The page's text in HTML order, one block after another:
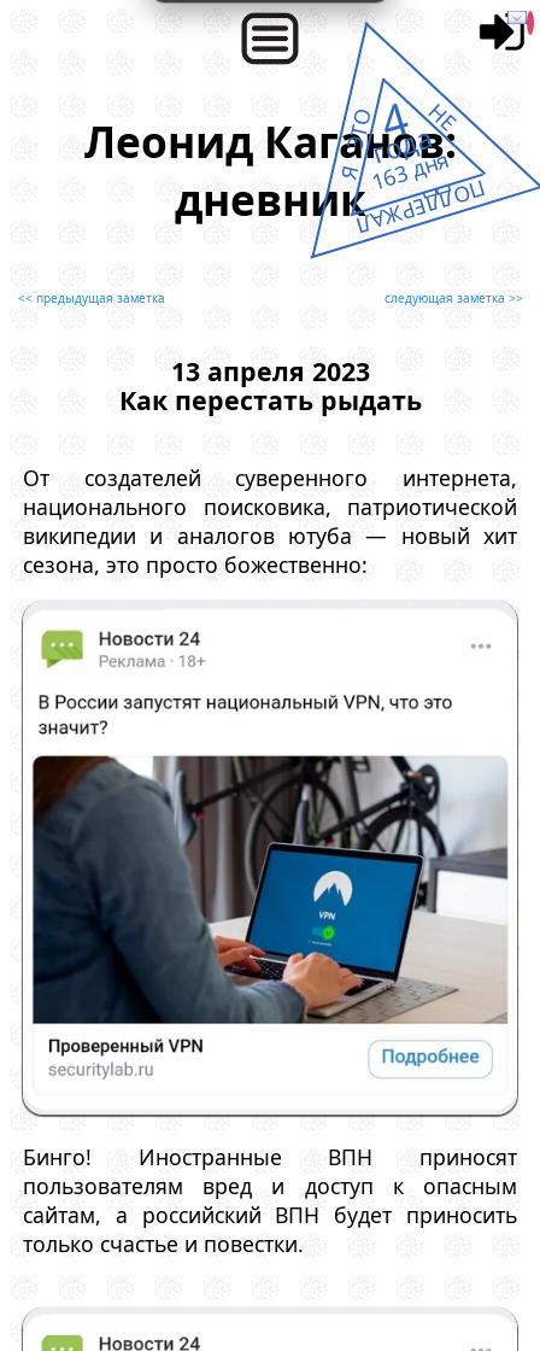
Леонид Каганов:
дневник
<< предыдущая заметка следующая заметка >>
13 апреля 2023
Как перестать рыдать
От создателей суверенного интернета,
национального поисковика, патриотической
википедии и аналогов ютуба — новый хит
сезона, это просто божественно:
Бинго! Иностранные ВПН приносят
пользователям вред и доступ к опасным
сайтам, а российский ВПН будет приносить
только счастье и повестки.
Я ЭТО НЕ
ПОДДЕРЖАЛ
4
года
163 дня